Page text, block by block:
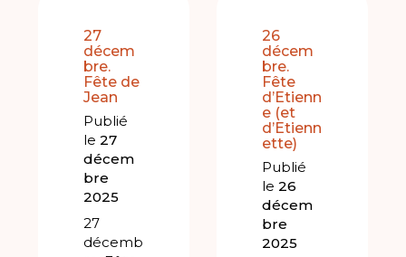
27
décem
bre.
Fête de
Jean
Publié
le27
décem
bre
2025
27
décemb
26
décem
bre.
Fête
d’Etienn
e (et
d’Etienn
ette)
Publié
le 26
décem
bre
2025